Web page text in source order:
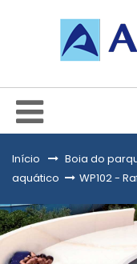
Início &gt;Boia do
aquático > WP102 -